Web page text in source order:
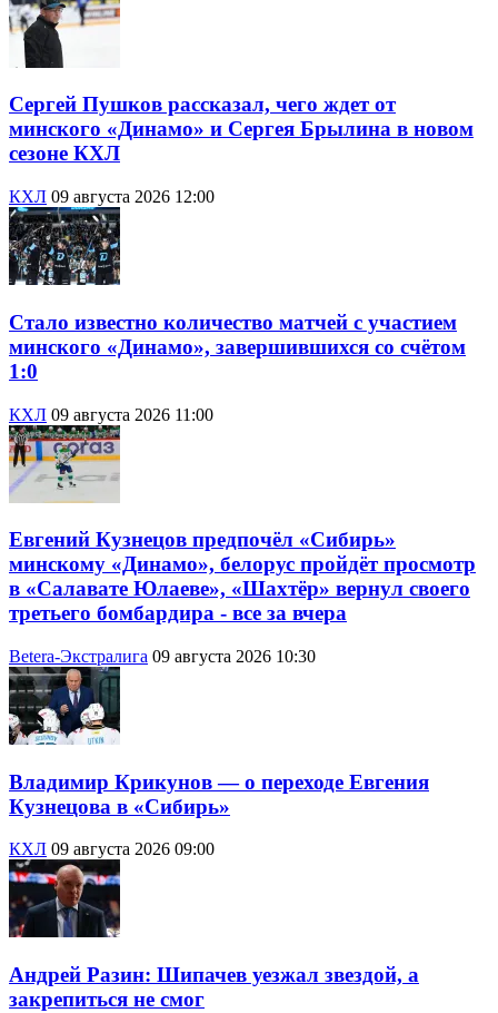
Сергей Пушков рассказал, чего ждет от
минского «Динамо» и Сергея Брылина в новом
сезоне КХЛ
КХЛ 09 августа 2026 12:00
Стало известно количество матчей с участием
минского «Динамо», завершившихся со счётом
1:0
КХЛ 09 августа 2026 11:00
Евгений Кузнецов предпочёл «Сибирь»
минскому «Динамо», белорус пройдёт просмотр
в «Салавате Юлаеве», «Шахтёр» вернул своего
третьего бомбардира - все за вчера
Betera-Экстралига 09 августа 2026 10:30
Владимир Крикунов — о переходе Евгения
Кузнецова в «Сибирь»
КХЛ 09 августа 2026 09:00
Андрей Разин: Шипачев уезжал звездой, а
закрепиться не смог